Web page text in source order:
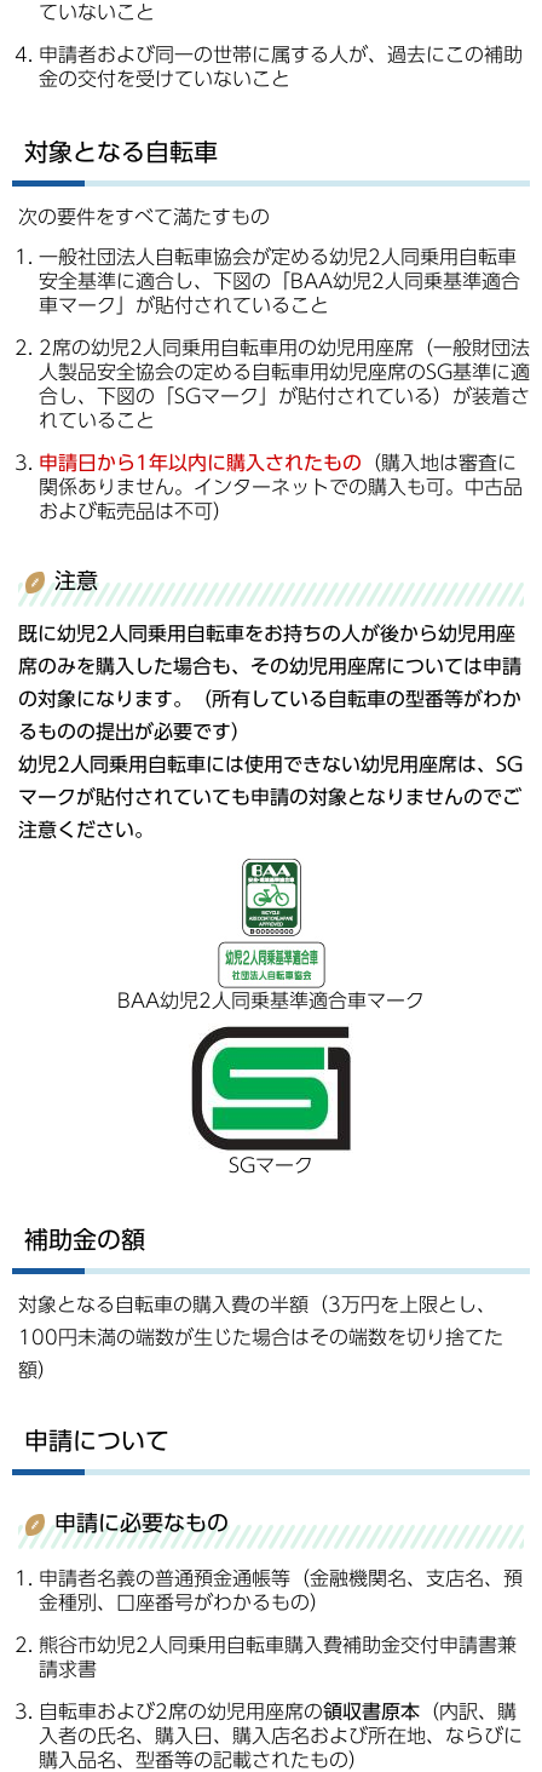
ていないこと
申請者および同一の世帯に属する人が、過去にこの補助
金の交付を受けていないこと
対象となる自転車
次の要件をすべて満たすもの
一般社団法人自転車協会が定める幼児2人同乗用自転車
安全基準に適合し、下図の「BAA幼児2人同乗基準適合
車マーク」が貼付されていること
2席の幼児2人同乗用自転車用の幼児用座席（一般財団法
人製品安全協会の定める自転車用幼児座席のSG基準に適
合し、下図の「SGマーク」が貼付されている）が装着さ
れていること
申請日から1年以内に購入されたもの （購入地は審査に
関係ありません。インターネットでの購入も可。中古品
および転売品は不可）
注意
既に幼児2人同乗用自転車をお持ちの人が後から幼児用座
席のみを購入した場合も、その幼児用座席については申請
の対象になります。（所有している自転車の型番等がわか
るものの提出が必要です）
幼児2人同乗用自転車には使用できない幼児用座席は、SG
マークが貼付されていても申請の対象となりませんのでご
注意ください。
BAA幼児2人同乗基準適合車マーク
SGマーク
補助金の額
対象となる自転車の購入費の半額（3万円を上限とし、
100円未満の端数が生じた場合はその端数を切り捨てた
額）
申請について
申請に必要なもの
申請者名義の普通預金通帳等（金融機関名、支店名、預
金種別、口座番号がわかるもの）
熊谷市幼児2人同乗用自転車購入費補助金交付申請書兼
請求書
自転車および2席の幼児用座席の領収書原本 （内訳、購
入者の氏名、購入日、購入店名および所在地、ならびに
購入品名、型番等の記載されたもの）